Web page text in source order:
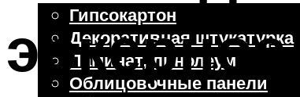
Гипсокартон
Декоративная штукатурка
Ламинат, линолеум
Облицовочные панели
эркерное